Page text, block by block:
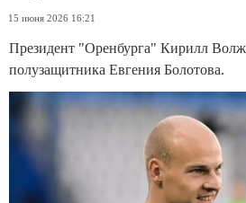
15 июня 2026 16:21
Президент "Оренбурга" Кирилл
полузащитника Евгения Болотова.